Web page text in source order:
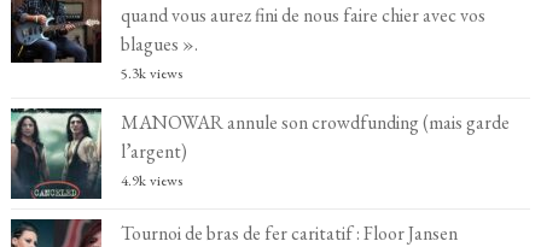
quand vous aurez fini de nous faire chier avec vos
blagues ».
5.3k views
MANOWAR annule son crowdfunding (mais garde
l’argent)
4.9k views
Tournoi de bras de fer caritatif : Floor Jansen